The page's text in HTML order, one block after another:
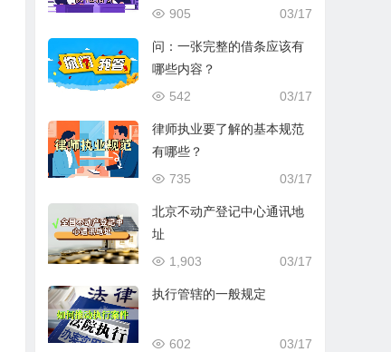
03/17
905
问：一张完整的借条应该有
哪些内容？
03/17
542
律师执业要了解的基本规范
有哪些？
03/17
735
北京不动产登记中心通讯地
址
03/17
1,903
执行管辖的一般规定
03/17
602